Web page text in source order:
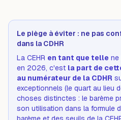
Le piège à éviter : ne pas
dans la CDHR
La CEHR en tant que telle ne
en 2026, c'est la part de
au numérateur de la CDHR
exceptionnels (le quart au lieu
choses distinctes : le barème
son utilisation dans la formule